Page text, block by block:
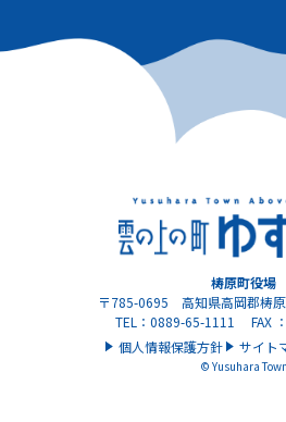
梼原町役場
〒785-0695 高知県高岡郡梼
TEL：0889-65-1111 FAX
個人情報保護方針
サイト
© Yusuhara Town